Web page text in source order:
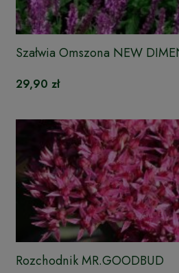
Szałwia Omszona NEW
29,90 zł
Rozchodnik MR.GOODBUD